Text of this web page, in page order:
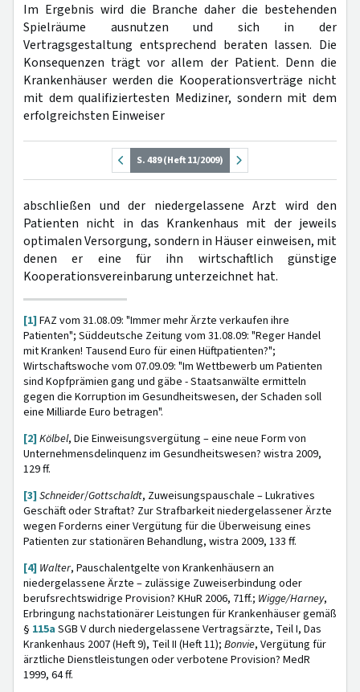
Im Ergebnis wird die Branche daher die bestehenden
Spielräume ausnutzen und sich in der
Vertragsgestaltung entsprechend beraten lassen. Die
Konsequenzen trägt vor allem der Patient. Denn die
Krankenhäuser werden die Kooperationsverträge nicht
mit dem qualifiziertesten Mediziner, sondern mit dem
erfolgreichsten Einweiser
S. 489 (Heft 11/2009)
abschließen und der niedergelassene Arzt wird den
Patienten nicht in das Krankenhaus mit der jeweils
optimalen Versorgung, sondern in Häuser einweisen, mit
denen er eine für ihn wirtschaftlich günstige
Kooperationsvereinbarung unterzeichnet hat.
[1] FAZ vom 31.08.09: "Immer mehr Ärzte verkaufen ihre
Patienten"; Süddeutsche Zeitung vom 31.08.09: "Reger Handel
mit Kranken! Tausend Euro für einen Hüftpatienten?";
Wirtschaftswoche vom 07.09.09: "Im Wettbewerb um Patienten
sind Kopfprämien gang und gäbe - Staatsanwälte ermitteln
gegen die Korruption im Gesundheitswesen, der Schaden soll
eine Milliarde Euro betragen".
[2] Kölbel, Die Einweisungsvergütung – eine neue Form von
Unternehmensdelinquenz im Gesundheitswesen? wistra 2009,
129 ff.
[3] Schneider/Gottschaldt, Zuweisungspauschale – Lukratives
Geschäft oder Straftat? Zur Strafbarkeit niedergelassener Ärzte
wegen Forderns einer Vergütung für die Überweisung eines
Patienten zur stationären Behandlung, wistra 2009, 133 ff.
[4] Walter, Pauschalentgelte von Krankenhäusern an
niedergelassene Ärzte – zulässige Zuweiserbindung oder
berufsrechtswidrige Provision? KHuR 2006, 71ff.; Wigge/Harney,
Erbringung nachstationärer Leistungen für Krankenhäuser gemäß
§ 115a SGB V durch niedergelassene Vertragsärzte, Teil I, Das
Krankenhaus 2007 (Heft 9), Teil II (Heft 11); Bonvie, Vergütung für
ärztliche Dienstleistungen oder verbotene Provision? MedR
1999, 64 ff.